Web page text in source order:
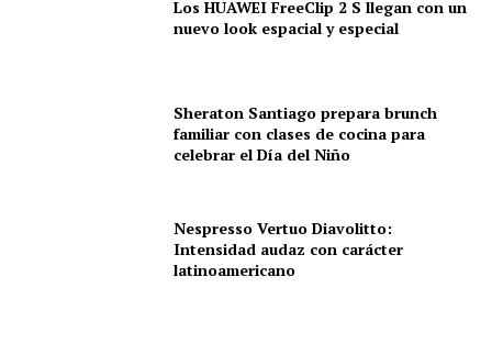
Los HUAWEI FreeClip 2 S llegan con un
nuevo look espacial y especial
Sheraton Santiago prepara brunch
familiar con clases de cocina para
celebrar el Día del Niño
Nespresso Vertuo Diavolitto:
Intensidad audaz con carácter
latinoamericano